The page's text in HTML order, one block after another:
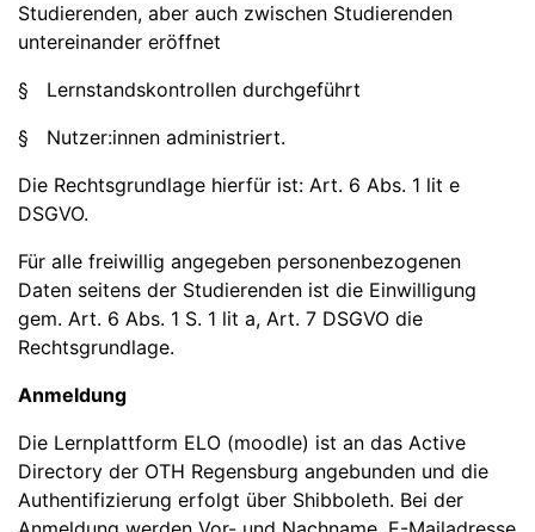
Studierenden, aber auch zwischen Studierenden
untereinander eröffnet
§ Lernstandskontrollen durchgeführt
§ Nutzer:innen administriert.
Die Rechtsgrundlage hierfür ist: Art. 6 Abs. 1 lit e
DSGVO.
Für alle freiwillig angegeben personenbezogenen
Daten seitens der Studierenden ist die Einwilligung
gem. Art. 6 Abs. 1 S. 1 lit a, Art. 7 DSGVO die
Rechtsgrundlage.
Anmeldung
Die Lernplattform ELO (moodle) ist an das Active
Directory der OTH Regensburg angebunden und die
Authentifizierung erfolgt über Shibboleth. Bei der